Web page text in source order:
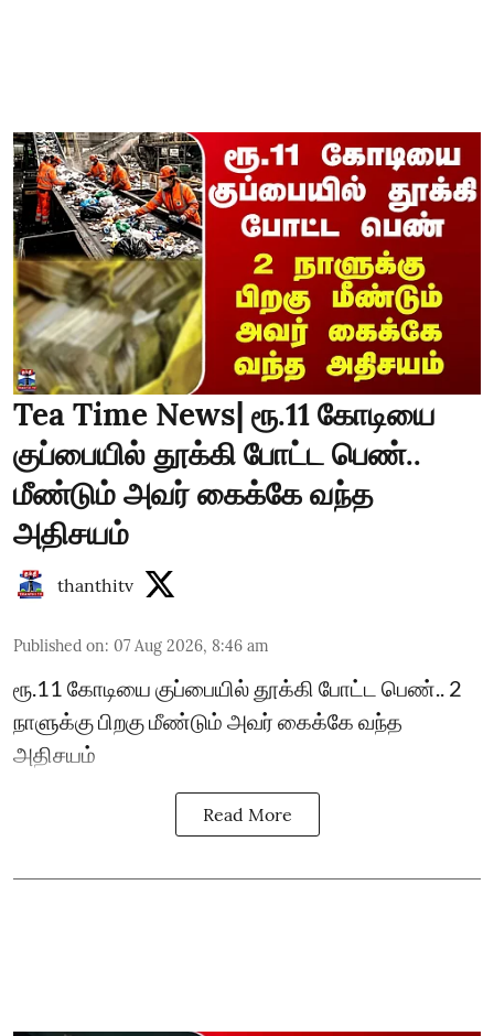
Tea Time News| ரூ.11 கோடியை
குப்பையில் தூக்கி போட்ட பெண்..
மீண்டும் அவர் கைக்கே வந்த
அதிசயம்
thanthitv
Published on: 07 Aug 2026, 8:46 am
ரூ.11 கோடியை குப்பையில் தூக்கி போட்ட பெண்.. 2
நாளுக்கு பிறகு மீண்டும் அவர் கைக்கே வந்த
அதிசயம்
Read More